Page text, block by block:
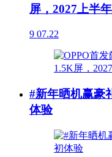
屏，2027上半
9 07.22
#新年晒机赢豪
体验